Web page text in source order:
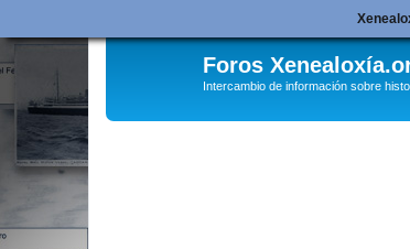
Foros
Intercambio de información sobre